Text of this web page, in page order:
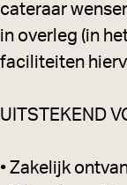
i
n
g
l
i
g
b
r
cateraar
in overleg (in
faciliteiten
UITSTEKEND
• Zakelijk